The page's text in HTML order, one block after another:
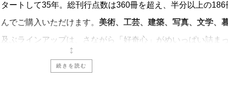
ートして35年。総刊行点数は360冊を超え、半分以上の
でご購入いただけます。 美術、工芸、建築、写真、文学
及ぶラインアップは、さながら「好奇心」がめいっぱい詰ま
〈とんぼの本〉は、
続きを読む